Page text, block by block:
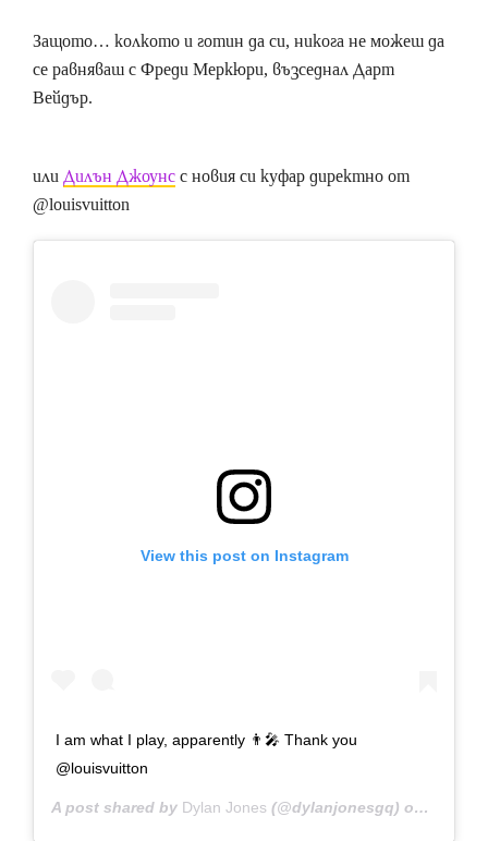
Защото… колкото и готин да си, никога не можеш да
се равняваш с Фреди Меркюри, възседнал Дарт
Вейдър.
илиДилън Джоунсс новия си куфар директно от
@louisvuitton
View this post on Instagram
I am what I play, apparently 👨‍🎤 Thank you
@louisvuitton
A post shared by Dylan Jones (@dylanjonesgq) on